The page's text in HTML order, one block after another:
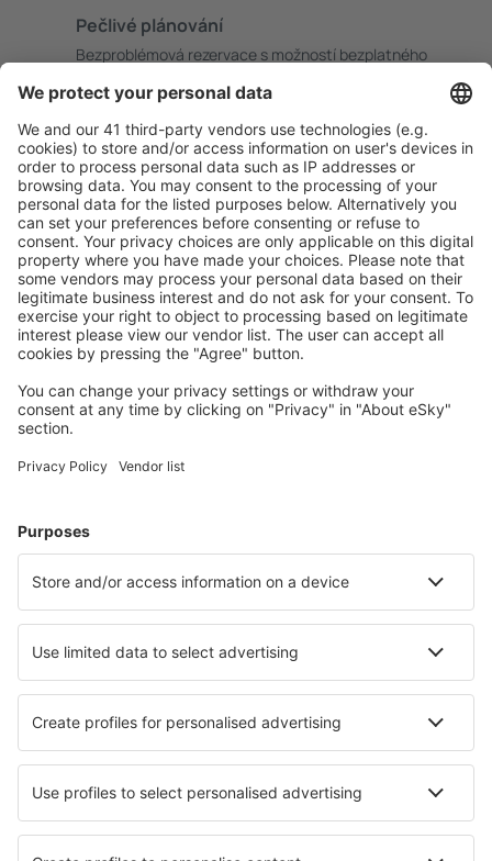
Pečlivé plánování
Bezproblémová rezervace s možností bezplatného
S námi ušetříte
Atraktivní ceny a speciální nabídky pro přihlášené
uživatele.
Ubytování dle vašeho gusta
Vyberte si z více než 1.3 milionu zařízení: hotelů,
apartmánů, chat a dalších.
Hotely ve Spojených státech amerických - Oblíbená města
Hotely in Sevierville Hotely in Canyon Lake
Hotely in Cape May Hotely in Boone
Nejlepší hotely - města
Hotely in High Newton Hotely in Broadway
Hotely in Wusterhausen/Dosse Hotely in Orzinuovi